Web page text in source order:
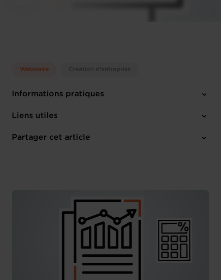
Webinaire Création d'entreprise
Informations pratiques
Mardi 10 Juin 2025
Online Workshop
Liens utiles
M'inscrire
Partager cet article